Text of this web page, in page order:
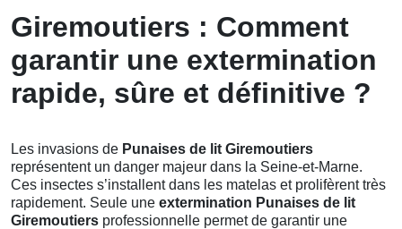
Giremoutiers : Comment
garantir une extermination
rapide, sûre et définitive ?
Les invasions de Punaises de lit Giremoutiers
représentent un danger majeur dans la Seine-et-Marne.
Ces insectes s’installent dans les matelas et prolifèrent très
rapidement. Seule une extermination Punaises de lit
Giremoutiers professionnelle permet de garantir une